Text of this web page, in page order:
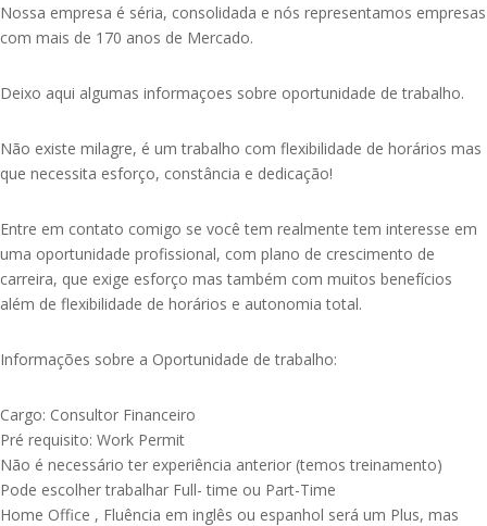
Nossa empresa é séria, consolidada e nós representamos empresas
com mais de 170 anos de Mercado.
Deixo aqui algumas informaçoes sobre oportunidade de trabalho.
Não existe milagre, é um trabalho com flexibilidade de horários mas
que necessita esforço, constância e dedicação!
Entre em contato comigo se você tem realmente tem interesse em
uma oportunidade profissional, com plano de crescimento de
carreira, que exige esforço mas também com muitos benefícios
além de flexibilidade de horários e autonomia total.
Informações sobre a Oportunidade de trabalho:
Cargo: Consultor Financeiro
Pré requisito: Work Permit
Não é necessário ter experiência anterior (temos treinamento)
Pode escolher trabalhar Full- time ou Part-Time
Home Office , Fluência em inglês ou espanhol será um Plus, mas